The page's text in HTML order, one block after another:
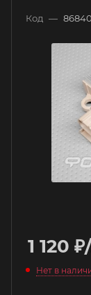
Код — 86840
1 120 ₽
Нет в